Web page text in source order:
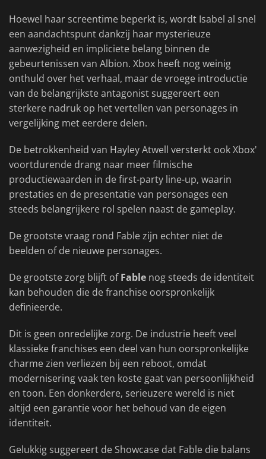
Hoewel haar screentime beperkt is, wordt Isabel al snel
een aandachtspunt dankzij haar mysterieuze
aanwezigheid en impliciete belang binnen de
gebeurtenissen van Albion. Xbox heeft nog weinig
onthuld over het verhaal, maar de vroege introductie
van de belangrijkste antagonist suggereert een
sterkere nadruk op het vertellen van personages in
vergelijking met eerdere delen.
De betrokkenheid van Hayley Atwell versterkt ook Xbox'
voortdurende drang naar meer filmische
productiewaarden in de first-party line-up, waarin
prestaties en de presentatie van personages een
steeds belangrijkere rol spelen naast de gameplay.
De grootste vraag rond Fable zijn echter niet de
beelden of de nieuwe personages.
De grootste zorg blijft ofFable nog steeds de identiteit
kan behouden die de franchise oorspronkelijk
definieerde.
Dit is geen onredelijke zorg. De industrie heeft veel
klassieke franchises een deel van hun oorspronkelijke
charme zien verliezen bij een reboot, omdat
modernisering vaak ten koste gaat van persoonlijkheid
en toon. Een donkerdere, serieuzere wereld is niet
altijd een garantie voor het behoud van de eigen
identiteit.
Gelukkig suggereert de Showcase dat Fable die balans